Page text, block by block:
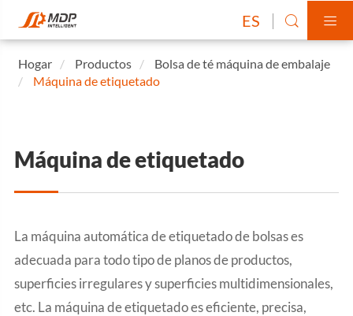
ES  
Hogar Productos
Bolsa de té máquina de embalaje
Máquina de etiquetado
Máquina de etiquetado
La máquina automática de etiquetado de bolsas es
adecuada para todo tipo de planos de productos,
superficies irregulares y superficies multidimensionales,
etc. La máquina de etiquetado es eficiente, precisa,